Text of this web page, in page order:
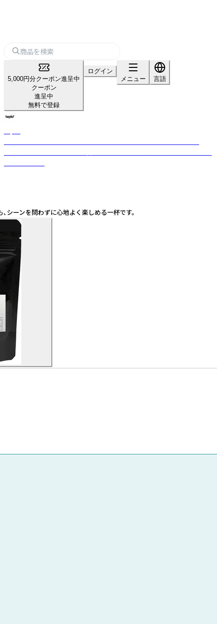
5,000円分クーポン進呈中
クーポン
進呈中
無料で登録
ログイン
メニュー
言語
シーンを問わずに心地よく楽しめる一杯です。